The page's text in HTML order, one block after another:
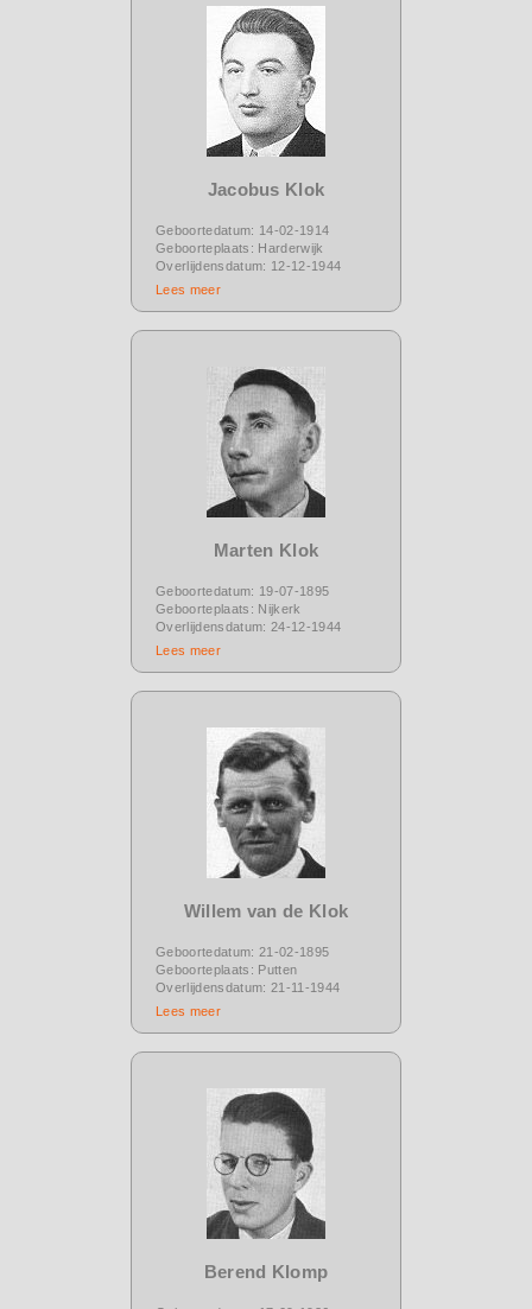
Jacobus Klok
Geboortedatum: 14-02-1914
Geboorteplaats: Harderwijk
Overlijdensdatum: 12-12-1944
Lees meer
Marten Klok
Geboortedatum: 19-07-1895
Geboorteplaats: Nijkerk
Overlijdensdatum: 24-12-1944
Lees meer
Willem van de Klok
Geboortedatum: 21-02-1895
Geboorteplaats: Putten
Overlijdensdatum: 21-11-1944
Lees meer
Berend Klomp